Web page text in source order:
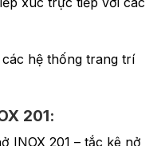
hệ thống trang trí
201:
INOX 201 – tắc kê nở